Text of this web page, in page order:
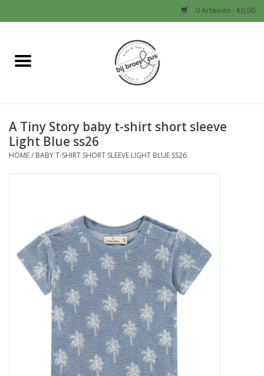
0 Artikelen - €0,00
Home
Baby
Jongens
Schoenen en Tassen
Speelgoed
Cadeaubonnen
A Tiny Story baby t-shirt short sleeve
Light Blue ss26
HOME/ BABY T-SHIRT SHORT SLEEVE LIGHT BLUE SS26